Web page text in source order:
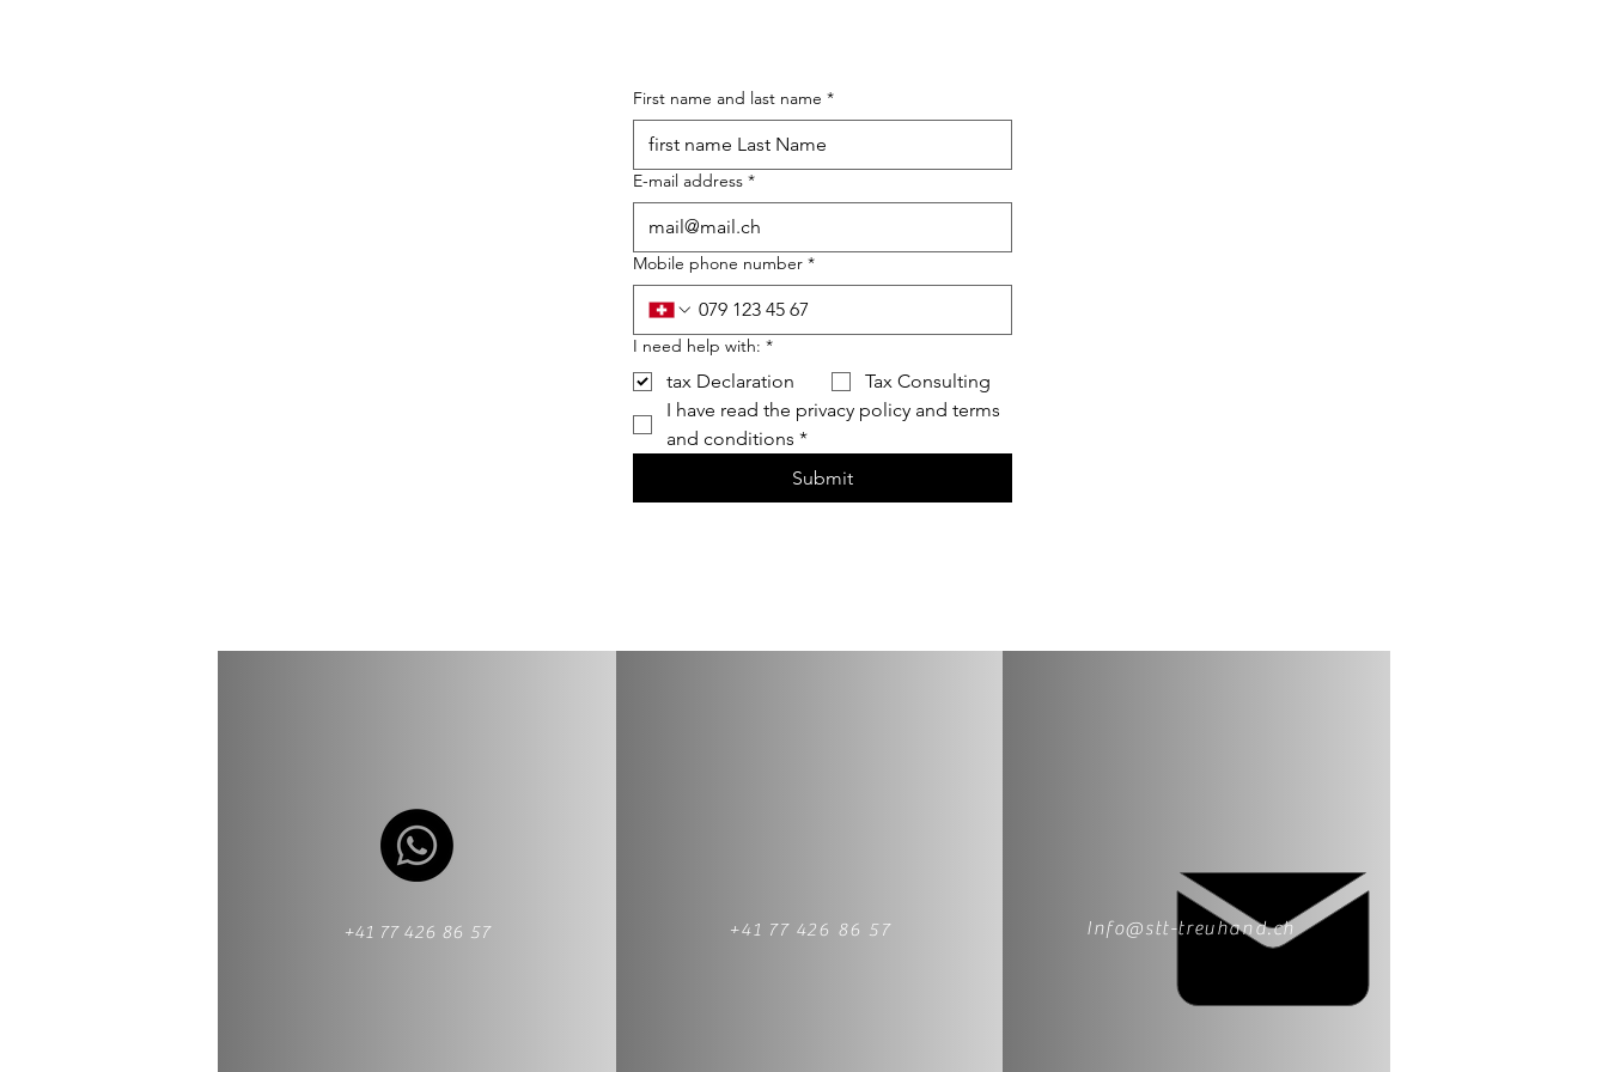
First name and last name *
E-mail address *
Mobile phone number *
I need help with: *
tax Declaration
Tax Consulting
I have read the privacy policy and terms
and conditions *
Submit
+41 77 426 86 57 +41 77 426 86 57 Info@stt-treuhand.ch